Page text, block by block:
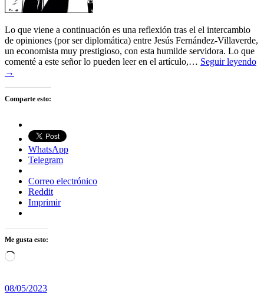
Lo que viene a continuación es una reflexión tras el el intercambio
de opiniones (por ser diplomática) entre Jesús Fernández-Villaverde,
un economista muy prestigioso, con esta humilde servidora. Lo que
comenté a este señor lo pueden leer en el artículo,… Seguir leyendo
→
Comparte esto:
WhatsApp
Telegram
Correo electrónico
Reddit
Imprimir
Me gusta esto:
Cargando...
08/05/2023